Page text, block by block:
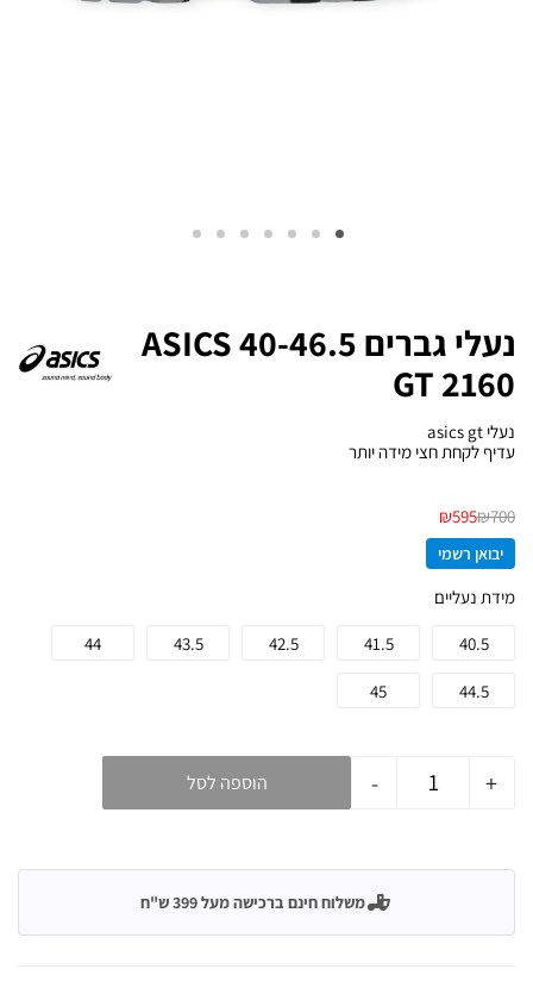
נעלי גברים 40-46.5 ASICS
GT 2160
נעלי asics gt
עדיף לקחת חצי מידה יותר
₪700
₪595
יבואן רשמי
מידת נעליים
40.5
41.5
42.5
43.5
44
44.5
45
- + הוספה לסל
משלוח חינם ברכישה מעל 399 ש"ח